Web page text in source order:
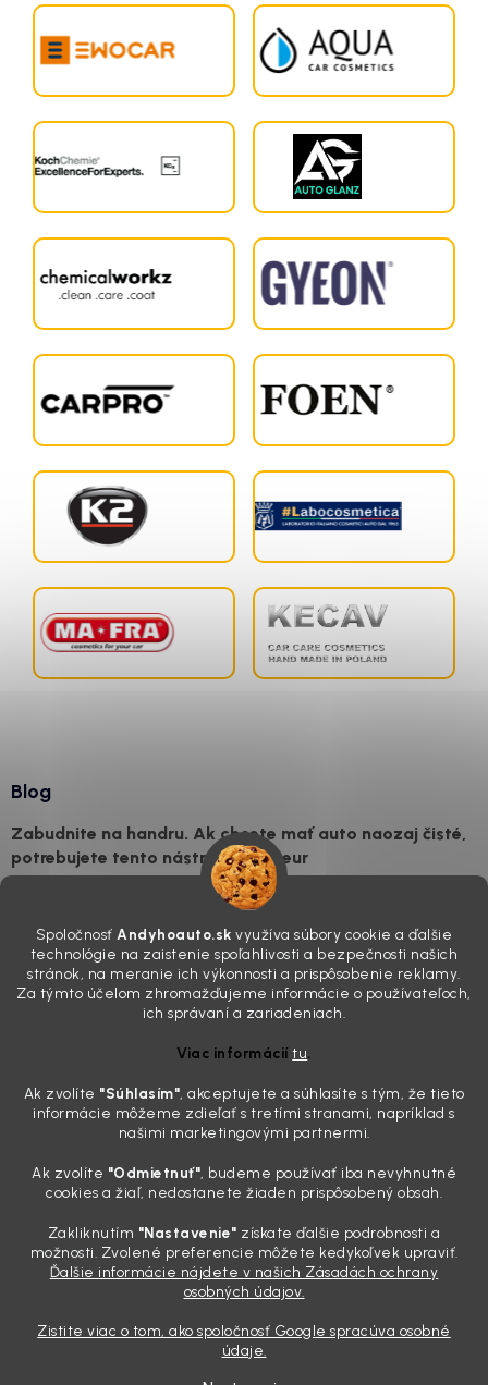
Spoločnosť Andyhoauto.sk využíva súbory cookie a ďalšie
technológie na zaistenie spoľahlivosti a bezpečnosti našich
stránok, na meranie ich výkonnosti a prispôsobenie reklamy.
Za týmto účelom zhromažďujeme informácie o používateľoch,
ich správaní a zariadeniach.
Viac informáciítu.
Ak zvolíte "Súhlasím", akceptujete a súhlasíte s tým, že tieto
informácie môžeme zdieľať s tretími stranami, napríklad s
našimi marketingovými partnermi.
Ak zvolíte "Odmietnuť", budeme používať iba nevyhnutné
cookies a žiaľ, nedostanete žiaden prispôsobený obsah.
Zakliknutím "Nastavenie" získate ďalšie podrobnosti a
možnosti. Zvolené preferencie môžete kedykoľvek upraviť.
Ďalšie informácie nájdete v našich Zásadách ochrany
osobných údajov.
Zistite viac o tom, ako spoločnosť Google spracúva osobné
údaje.
Blog
Zabudnite na handru. Ak chcete mať auto naozaj čisté,
potrebujete tento nástroj za pár eur
„upratanom“ aute, no pri pohľade na palubnú dosku vás ide poraziť. V
mriežkach ventilácie, okolo tlačidiel a v švíkoch sedačiek na vás stále
drzo pozerá prach. Handra ani vysávač tam jednodu...
Detailing nemusí stáť výplatu: 5 kúskov autokozmetiky,
Sobotné ráno, káva v ruke a pred vami zaprášená kapota. Pre
niekoho nuda, pre nás najlepší relax. Lenže keď si v košíku spočítate
všetky tie fľaštičky, šampóny a utierky, výsledná suma vie poriadne
pokaziť náladu. Dobrá správa je, že aj profi výbava ...
Zabudnite na šmuhy: 7 overených vychytávok, ktoré z
28.7.2026
Poznáte ten pocit. Sobota ráno, slnko sa oprie do laku a vy namiesto
radosti vidíte len šedý povlak, zaschnuté kvapky a kolesá čierne od
bodu B, ale pre nás je to vizitka. Nič nepoka...